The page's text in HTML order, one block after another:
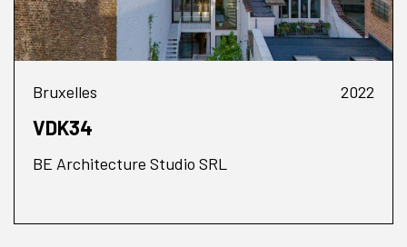
Bruxelles 2022
VDK34
BE Architecture Studio SRL